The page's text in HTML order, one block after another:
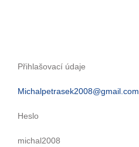
Přihlašovací údaje
Michalpetrasek2008@gmail.com
Heslo
michal2008